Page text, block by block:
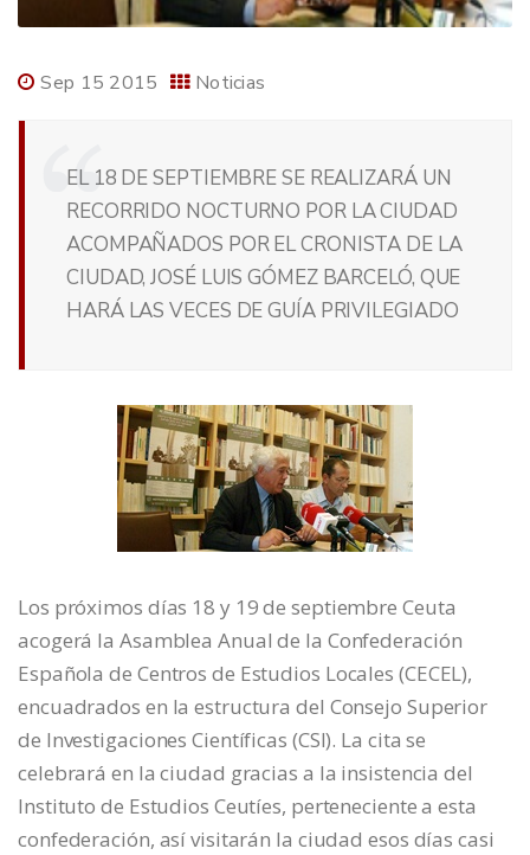
Sep 15 2015 Noticias
EL 18 DE SEPTIEMBRE SE REALIZARÁ UN
RECORRIDO NOCTURNO POR LA CIUDAD
ACOMPAÑADOS POR EL CRONISTA DE LA
CIUDAD, JOSÉ LUIS GÓMEZ BARCELÓ, QUE
HARÁ LAS VECES DE GUÍA PRIVILEGIADO
Los próximos días 18 y 19 de septiembre Ceuta
acogerá la Asamblea Anual de la Confederación
Española de Centros de Estudios Locales (CECEL),
encuadrados en la estructura del Consejo Superior
de Investigaciones Científicas (CSI). La cita se
celebrará en la ciudad gracias a la insistencia del
Instituto de Estudios Ceutíes, perteneciente a esta
confederación, así visitarán la ciudad esos días casi